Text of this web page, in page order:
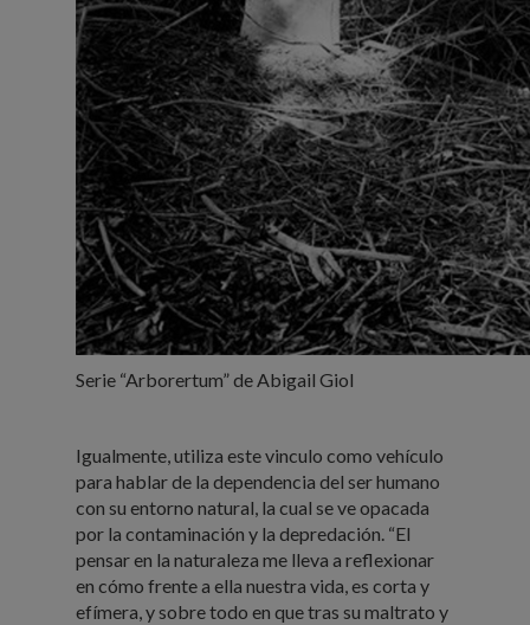
Serie “Arborertum” de Abigail Giol
Igualmente, utiliza este vinculo como vehículo
para hablar de la dependencia del ser humano
con su entorno natural, la cual se ve opacada
por la contaminación y la depredación. “El
pensar en la naturaleza me lleva a reflexionar
en cómo frente a ella nuestra vida, es corta y
efímera, y sobre todo en que tras su maltrato y